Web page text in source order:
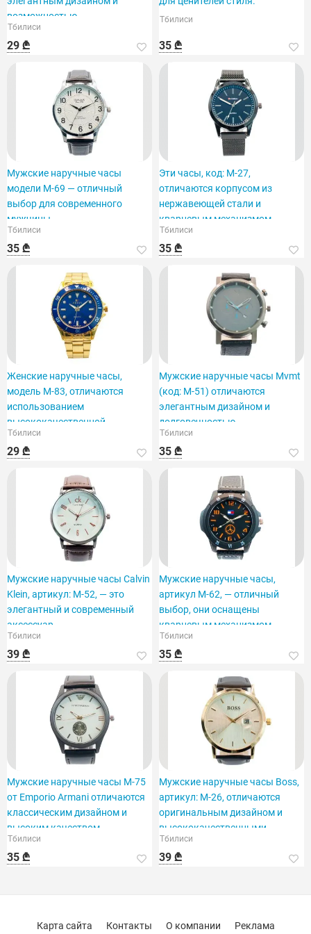
возможностью
персонализации.
Тбилиси
29 ₾
Тбилиси
35 ₾
Мужские наручные часы
модели M-69 — отличный
выбор для современного
мужчины.
Тбилиси
35 ₾
Эти часы, код: M-27,
отличаются корпусом из
нержавеющей стали и
кварцевым механизмом.
Тбилиси
35 ₾
Женские наручные часы,
модель M-83, отличаются
использованием
высококачественной
нержавеющей стали.
Тбилиси
29 ₾
Мужские наручные часы Mvmt
(код: M-51) отличаются
элегантным дизайном и
долговечностью.
Тбилиси
35 ₾
Мужские наручные часы Calvin
Klein, артикул: M-52, — это
элегантный и современный
аксессуар.
Тбилиси
39 ₾
Мужские наручные часы,
артикул M-62, — отличный
выбор, они оснащены
кварцевым механизмом.
Тбилиси
35 ₾
Мужские наручные часы M-75
от Emporio Armani отличаются
классическим дизайном и
высоким качеством.
Тбилиси
35 ₾
Мужские наручные часы Boss,
артикул: M-26, отличаются
оригинальным дизайном и
высококачественными
материалами.
Тбилиси
39 ₾
Карта сайта Контакты О компании Реклама